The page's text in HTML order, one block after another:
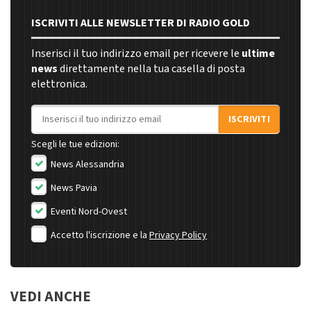
ISCRIVITI ALLE NEWSLETTER DI RADIO GOLD
Inserisci il tuo indirizzo email per ricevere le ultime
newsdirettamente nella tua casella di posta
elettronica.
Indirizzo email
ISCRIVITI
Scegli le tue edizioni:
News Alessandria
News Pavia
Eventi Nord-Ovest
Accetto l'iscrizione e la Privacy Policy
VEDI ANCHE